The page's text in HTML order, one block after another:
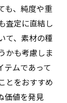
も、純度や重
査定に直結し
て、素材の種
かも考慮しま
テムであって
とをおすすめ
価値を発見